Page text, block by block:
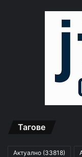
Тагове
Актуално (33818)